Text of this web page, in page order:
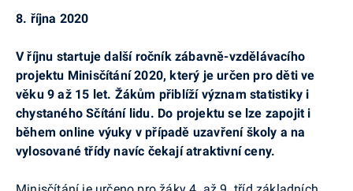
8. října 2020
V říjnu startuje další ročník zábavně-vzdělávacího
projektu Minisčítání 2020, který je určen pro děti ve
věku 9 až 15 let. Žákům přiblíží význam statistiky i
chystaného Sčítání lidu. Do projektu se lze zapojit i
během online výuky v případě uzavření školy a na
vylosované třídy navíc čekají atraktivní ceny.